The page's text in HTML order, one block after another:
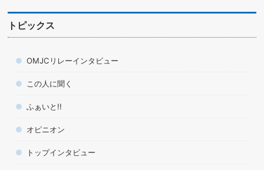
トピックス
OMJCリレーインタビュー
この人に聞く
ふぁいと!!
オピニオン
トップインタビュー